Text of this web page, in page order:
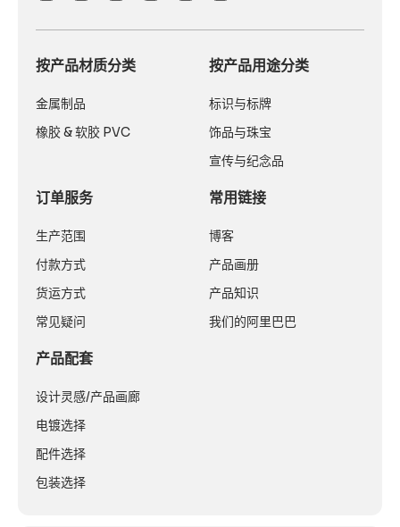
按产品材质分类
金属制品
橡胶 & 软胶 PVC
订单服务
生产范围
付款方式
货运方式
常见疑问
按产品用途分类
标识与标牌
饰品与珠宝
宣传与纪念品
常用链接
博客
产品画册
产品知识
我们的阿里巴巴
产品配套
设计灵感/产品画廊
电镀选择
配件选择
包装选择